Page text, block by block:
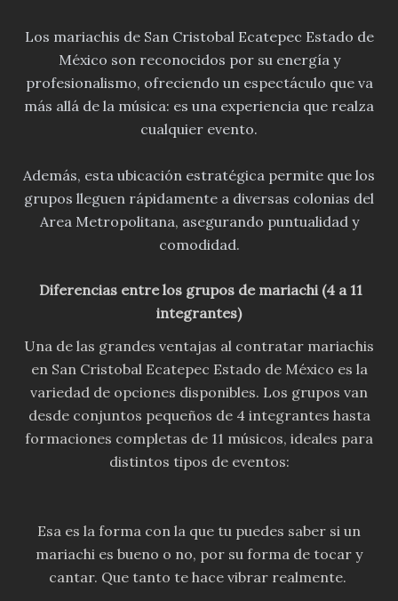
Los mariachis de San Cristobal Ecatepec Estado de
México son reconocidos por su energía y
profesionalismo, ofreciendo un espectáculo que va
más allá de la música: es una experiencia que realza
cualquier evento.
Además, esta ubicación estratégica permite que los
grupos lleguen rápidamente a diversas colonias del
Area Metropolitana, asegurando puntualidad y
comodidad.
Diferencias entre los grupos de mariachi (4 a 11
integrantes)
Una de las grandes ventajas al contratar mariachis
en San Cristobal Ecatepec Estado de México es la
variedad de opciones disponibles. Los grupos van
desde conjuntos pequeños de 4 integrantes hasta
formaciones completas de 11 músicos, ideales para
distintos tipos de eventos:
Esa es la forma con la que tu puedes saber si un
mariachi es bueno o no, por su forma de tocar y
cantar. Que tanto te hace vibrar realmente.